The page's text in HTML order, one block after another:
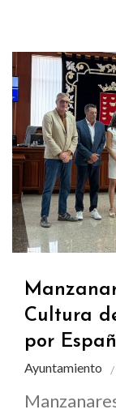
Cultura
por
Ayuntamiento